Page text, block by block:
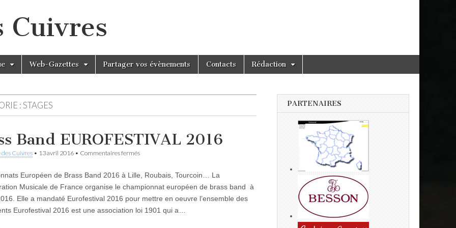
Cuivres
Web-Gazettes Partager vos évènements Contacts Rédaction
:STAGES
Band EUROFESTIVAL 2016
des Cuivres • 13 avril 2016 • Commentaires ferméssur
EUROFESTIVAL
2016
Européen de Brass Band 2016 à Lille, Roubais, Tourcoin… La
Musicale de France organise le championnat européen de brass band à
Elle a mandaté Eurofestival 2016 pour mettre en oeuvre l’ensemble des
Eurofestival 2016 est une association loi 1901 qui a…
PARTENAIRES